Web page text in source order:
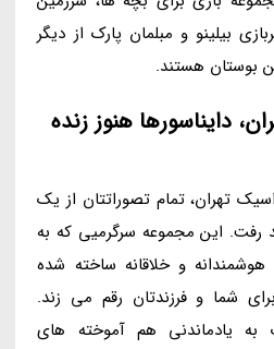
بیلینو و مبلمان پارک از دیگر
بوستان هستند.
دایناسورها هنوز زنده
تهران، تمام تصوراتتان از یک
رفت. این مجموعه سرگرمیی که به
و خلاقانه ساخته شده
شما و فرزندتان رقم می زند.
یادماندنی هم آموخته های